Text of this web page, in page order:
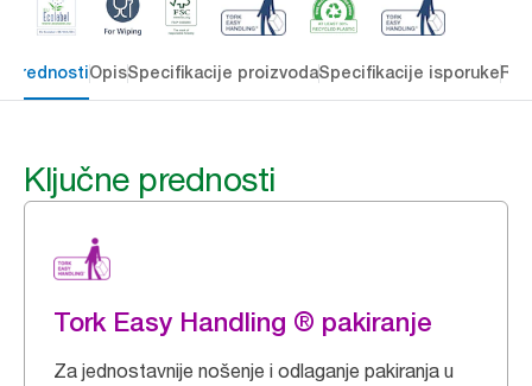
prednostiOpisSpecifikacije proizvodaSpecifikacije isporuke
Ključne prednosti
Tork Easy Handling ® pakiranje
Za jednostavnije nošenje i odlaganje pakiranja u